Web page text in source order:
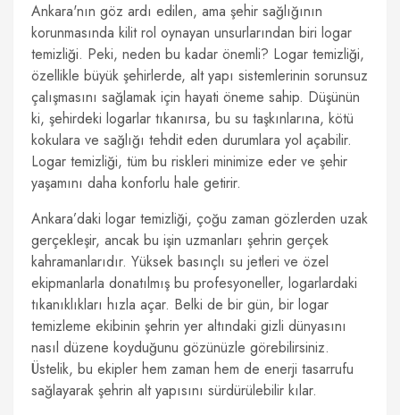
Ankara'nın göz ardı edilen, ama şehir sağlığının
korunmasında kilit rol oynayan unsurlarından biri logar
temizliği. Peki, neden bu kadar önemli? Logar temizliği,
özellikle büyük şehirlerde, alt yapı sistemlerinin sorunsuz
çalışmasını sağlamak için hayati öneme sahip. Düşünün
ki, şehirdeki logarlar tıkanırsa, bu su taşkınlarına, kötü
kokulara ve sağlığı tehdit eden durumlara yol açabilir.
Logar temizliği, tüm bu riskleri minimize eder ve şehir
yaşamını daha konforlu hale getirir.
Ankara’daki logar temizliği, çoğu zaman gözlerden uzak
gerçekleşir, ancak bu işin uzmanları şehrin gerçek
kahramanlarıdır. Yüksek basınçlı su jetleri ve özel
ekipmanlarla donatılmış bu profesyoneller, logarlardaki
tıkanıklıkları hızla açar. Belki de bir gün, bir logar
temizleme ekibinin şehrin yer altındaki gizli dünyasını
nasıl düzene koyduğunu gözünüzle görebilirsiniz.
Üstelik, bu ekipler hem zaman hem de enerji tasarrufu
sağlayarak şehrin alt yapısını sürdürülebilir kılar.